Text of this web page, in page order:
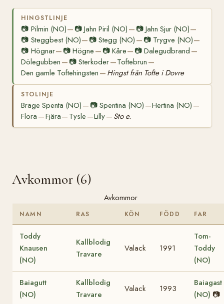
HINGSTLINJE
📷 Pilmin (NO)— 📷Jahn Piril (NO) — 📷Jahn Sjur (NO)—
📷 Steggbest (NO)— 📷Stegg (NO) — 📷 Trygve (NO)—
📷 Högnar— 📷Högne — 📷 Kåre— 📷 Dalegudbrand —
Dölegubben — 📷Sterkoder—Toftebrun —
Den gamle Toftehingsten — Hingst från Tofte i Dovre
STOLINJE
Brage Spenta (NO) — 📷Spentina (NO) —Hertina (NO) —
Flora —Fjära— Tysle —Lilly— Sto e.
Avkommor (6)
Avkommor
NAMN RAS KÖN FÖDD FAR
Toddy
Knausen
(NO)
Kallblodig
Travare
Valack 1991
Tom-
Toddy
(NO)
Baiagutt
(NO)
Kallblodig
Travare
Valack 1993
Baiagast
(NO) 📷